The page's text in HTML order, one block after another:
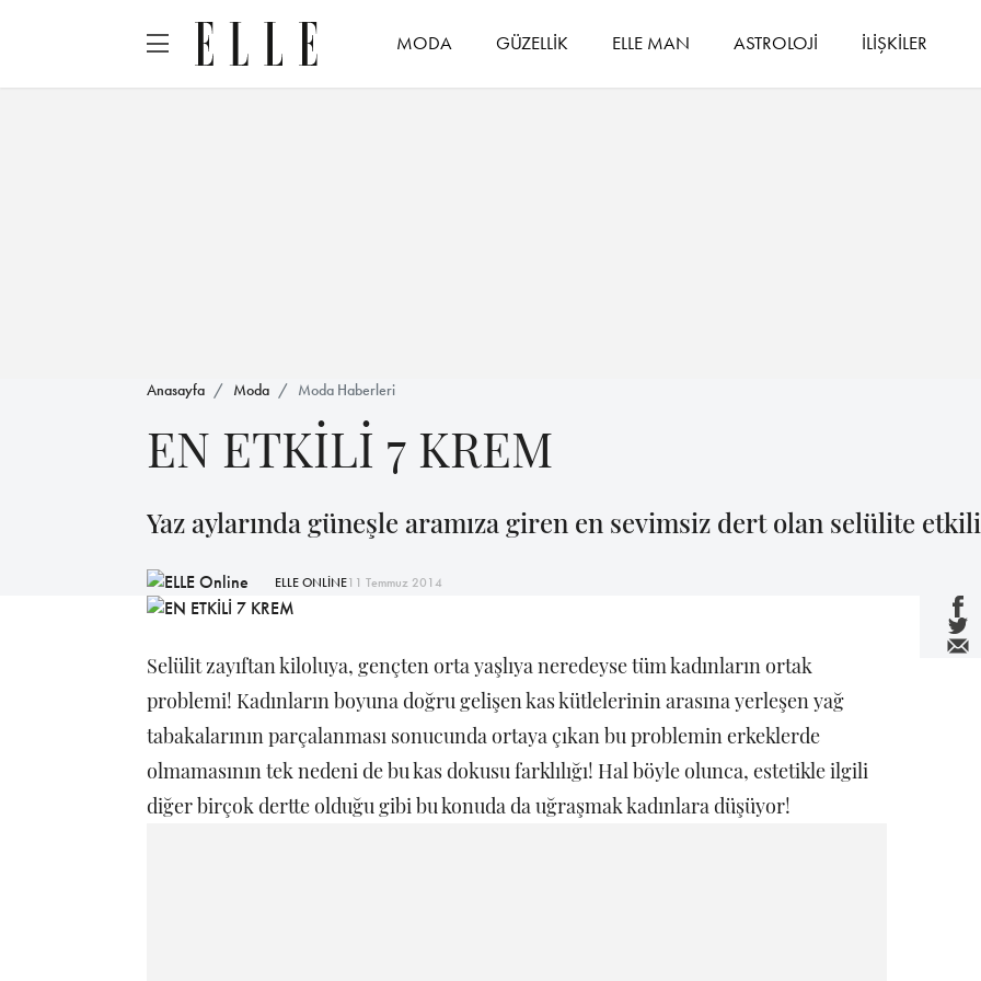
MODA GÜZELLİK ELLE MAN ASTROLOJİ İLİŞKİLER
Anasayfa Moda Moda Haberleri
EN ETKİLİ 7 KREM
Yaz aylarında güneşle aramıza giren en sevimsiz dert olan selülite
ELLE ONLİNE11 Temmuz 2014
Selülit zayıftan kiloluya, gençten orta yaşlıya neredeyse tüm kadınların ortak
problemi! Kadınların boyuna doğru gelişen kas kütlelerinin arasına yerleşen yağ
tabakalarının parçalanması sonucunda ortaya çıkan bu problemin erkeklerde
olmamasının tek nedeni de bu kas dokusu farklılığı! Hal böyle olunca, estetikle ilgili
diğer birçok dertte olduğu gibi bu konuda da uğraşmak kadınlara düşüyor!